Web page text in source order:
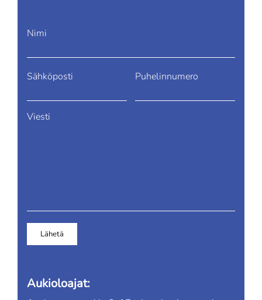
Nimi
Sähköposti Puhelinnumero
Viesti
Aukioloajat: